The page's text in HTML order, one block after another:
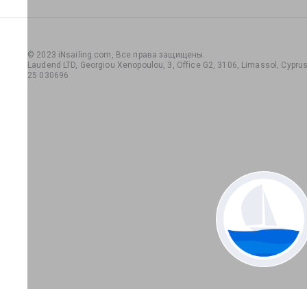
© 2023 iNsailing.com, Все права защищены.
Laudend LTD, Georgiou Xenopoulou, 3, Office G2, 3106, Limassol,
25 030696